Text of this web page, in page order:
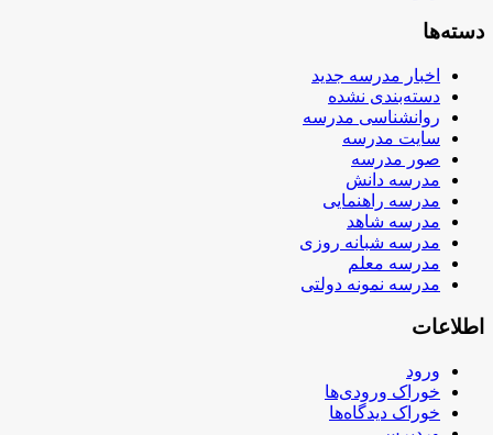
دسته‌ها
اخبار مدرسه جدید
دسته‌بندی نشده
روانشناسی مدرسه
سایت مدرسه
صور مدرسه
مدرسه دانش
مدرسه راهنمایی
مدرسه شاهد
مدرسه شبانه روزی
مدرسه معلم
مدرسه نمونه دولتی
اطلاعات
ورود
خوراک ورودی‌ها
خوراک دیدگاه‌ها